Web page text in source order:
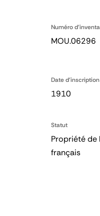
Numéro
MOU.06296
Date
1910
Statut
Propriété de
français